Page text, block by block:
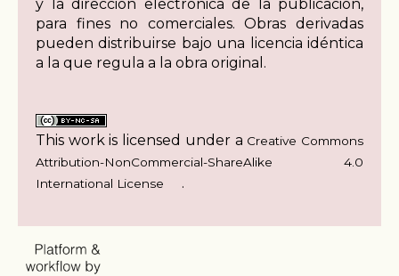
y la dirección electrónica de la publicación,
para fines no comerciales. Obras derivadas
pueden distribuirse bajo una licencia idéntica
a la que regula a la obra original.
This work is licensed under a Creative Commons
Attribution-NonCommercial-ShareAlike 4.0
International License
.